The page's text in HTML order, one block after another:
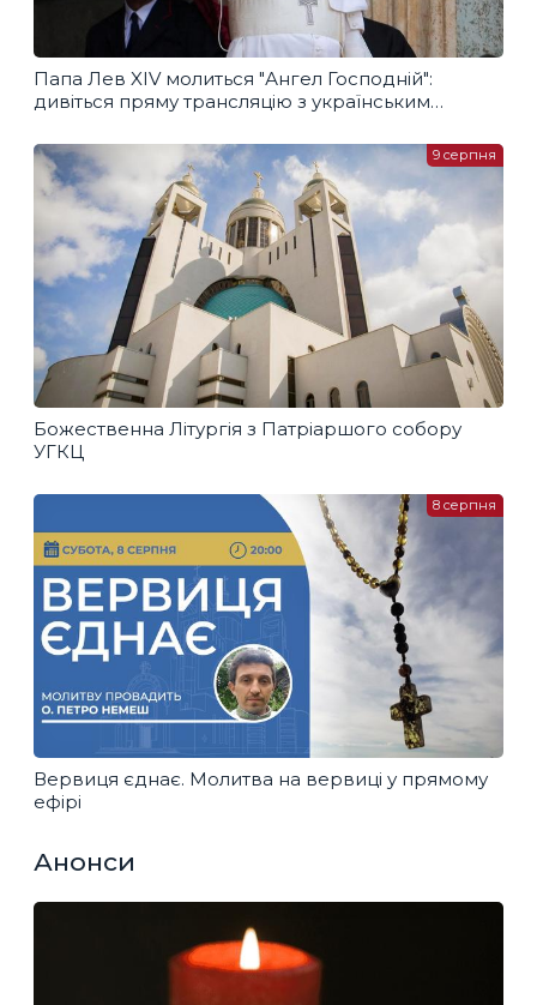
Папа Лев XIV молиться "Ангел Господній":
дивіться пряму трансляцію з українським
Божественна Літургія з Патріаршого собору
УГКЦ
9 серпня
Вервиця єднає. Молитва на вервиці у прямому
ефірі
8 серпня
Анонси